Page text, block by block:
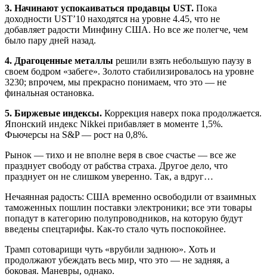
3. Начинают успокаиваться продавцы UST. Пока
доходности UST’10 находятся на уровне 4.45, что не
добавляет радости Минфину США. Но все же полегче, чем
было пару дней назад.
4. Драгоценные металлы решили взять небольшую паузу в
своем бодром «забеге». Золото стабилизировалось на уровне
3230; впрочем, мы прекрасно понимаем, что это — не
финальная остановка.
5. Биржевые индексы. Коррекция наверх пока продолжается.
Японский индекс Nikkei прибавляет в моменте 1,5%.
Фьючерсы на S&P — рост на 0,8%.
Рынок — тихо и не вполне веря в свое счастье — все же
празднует свободу от рабства страха. Другое дело, что
празднует он не слишком уверенно. Так, а вдруг…
Нечаянная радость: США временно освободили от взаимных
таможенных пошлин поставки электроники; все эти товары
попадут в категорию полупроводников, на которую будут
введены спецтарифы. Как-то стало чуть поспокойнее.
Трамп сотоварищи чуть «врубили заднюю». Хоть и
продолжают убеждать весь мир, что это — не задняя, а
боковая. Маневры, однако.